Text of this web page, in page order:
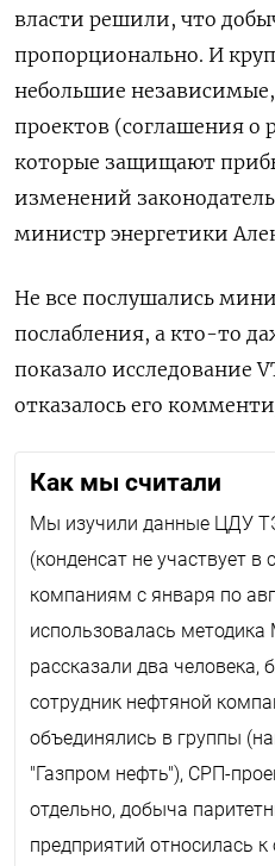
власти решили, что
пропорционально. И
небольшие
проектов (соглашения о
которые защищают
изменений
министр энергетики
Не все послушались
послабления, а кто-то
показало исследование
отказалось его
Как мы считали
Мы изучили данные ЦДУ
(конденсат не участвует в
компаниям с января по
использовалась
рассказали два человека,
сотрудник нефтяной
объединялись в группы
"Газпром нефть"), СРП-
отдельно, добыча
предприятий относилась